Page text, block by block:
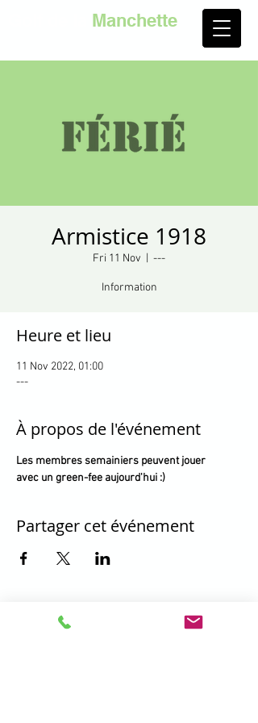
Manchette
Armistice 1918
Fri 11 Nov ---
Information
Heure et lieu
11 Nov 2022, 01:00
---
À propos de l'événement
Les membres semainiers peuvent jouer
avec un green-fee aujourd'hui :)
Partager cet événement
396 Promenade de la Manchette -